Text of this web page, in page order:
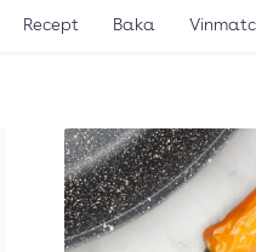
Recept Baka